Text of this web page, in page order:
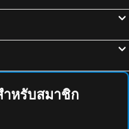
White Sand
ลซแอทหัวหิน
Hotel
ณ
มำหรับสมาชิก